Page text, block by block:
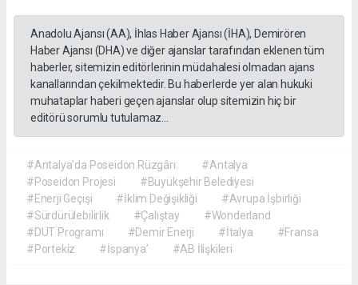
Anadolu Ajansı (AA), İhlas Haber Ajansı (İHA), Demirören
Haber Ajansı (DHA) ve diğer ajanslar tarafından eklenen tüm
haberler, sitemizin editörlerinin müdahalesi olmadan ajans
kanallarından çekilmektedir. Bu haberlerde yer alan hukuki
muhataplar haberi geçen ajanslar olup sitemizin hiç bir
editörü sorumlu tutulamaz...
#Antalya’da Poseidon Rüzgârı:
#Antalya
#Poseidon Projesi
#Büyükşehir Belediyesi
#Enerji Geçişi
#İklim Değişikliği
#Avrupa İşbirliği
#Sürdürülebilirlik
#Çalıştay
#Wonderland
#DUT Programı
#Demir Enerji #İtalya
#Fransa
#Portekiz
#İspanya’ #AB İlişkileri